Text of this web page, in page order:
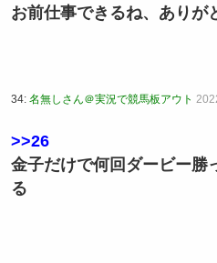
お前仕事できるね、ありが
34: 名無しさん＠実況で競馬板アウト
>>26
金子だけで何回ダービー勝
る